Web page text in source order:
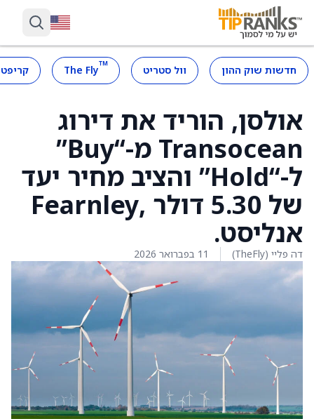
חדשות שוק ההון וול סטריט ™
The Fly
אולסן, הוריד את דירוג
Transocean מ-“Buy”
ל-“Hold” והציב מחיר יעד
של 5.30 דולר ,Fearnley
אנליסט.
דה פליי (TheFly) 11 בפברואר 2026